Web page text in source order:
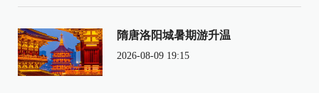
隋唐洛阳城暑期游升温
2026-08-09 19:15